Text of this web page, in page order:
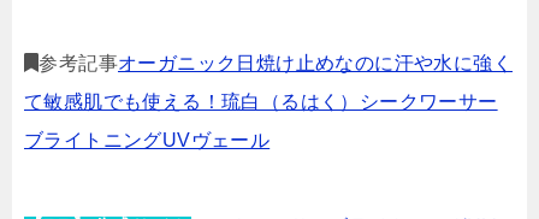
参考記事オーガニック日焼け止めなのに汗や水に強く
て敏感肌でも使える！琉白（るはく）シークワーサー
ブライトニングUVヴェール